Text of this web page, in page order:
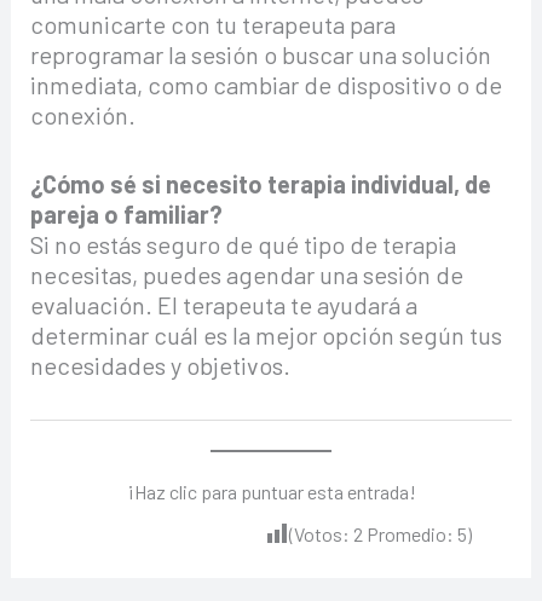
comunicarte con tu terapeuta para
reprogramar la sesión o buscar una solución
inmediata, como cambiar de dispositivo o de
conexión.
¿Cómo sé si necesito terapia individual, de
pareja o familiar?
Si no estás seguro de qué tipo de terapia
necesitas, puedes agendar una sesión de
evaluación. El terapeuta te ayudará a
determinar cuál es la mejor opción según tus
necesidades y objetivos.
¡Haz clic para puntuar esta entrada!
(Votos: 2 Promedio: 5)